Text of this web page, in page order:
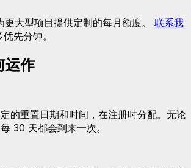
更大型项目提供定制的每月额度。
联系我
先分钟。
运作
的重置日期和时间，在注册时分配。无论
30 天都会到来一次。